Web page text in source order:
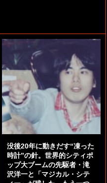
没後20年に動きだす“凍った
時計”の針。世界的シティポ
ップ大ブームの先駆者・滝
沢洋一と「マジカル・シテ